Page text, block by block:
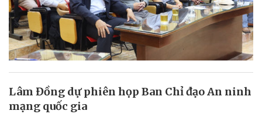
Lâm Đồng dự phiên họp Ban Chỉ đạo An ninh
mạng quốc gia